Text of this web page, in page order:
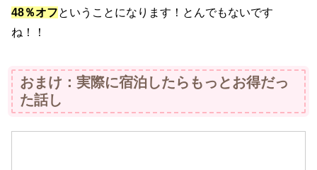
48％オフということになります！とんでもないです
ね！！
おまけ：実際に宿泊したらもっとお得だっ
た話し